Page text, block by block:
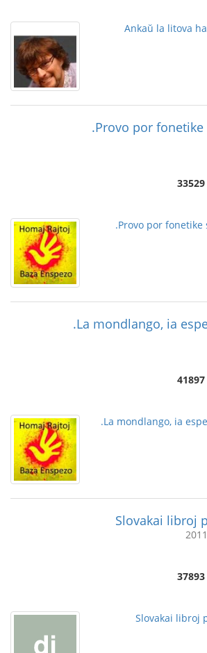
Ankaŭ la litova
Provo por fonetike
33529
Provo por fonetike
La mondlango, ia
41897
La mondlango, ia
Slovakai libroj
37893
Slovakai libroj